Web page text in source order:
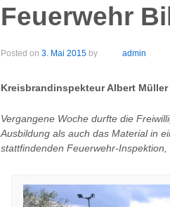
Feuerwehr
Posted on 3. Mai 2015 by admin
Kreisbrandinspekteur Albert
Vergangene Woche durfte die
Ausbildung als auch das Material in
stattfindenden Feuerwehr-